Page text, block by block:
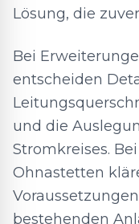
Lösung, die
Bei
entscheiden
und die
Stromkreises.
Ohnastetten
bestehenden